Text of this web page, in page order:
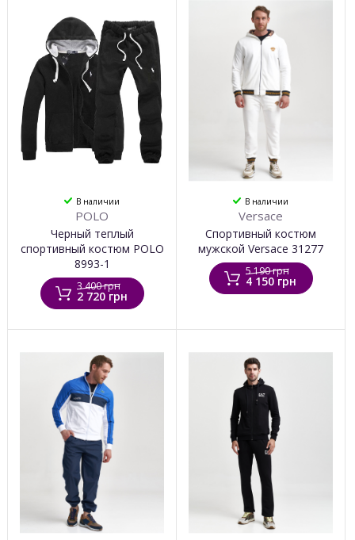
В наличии
POLO
Черный теплый
спортивный костюм POLO
8993-1
3 400 грн
2 720 грн
В наличии
Versace
Спортивный костюм
мужской Versace 31277
5 190 грн
4 150 грн